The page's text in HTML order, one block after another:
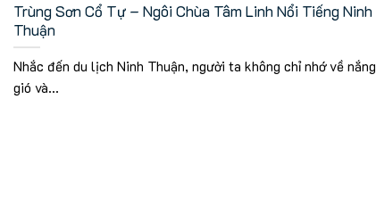
Trùng Sơn Cổ Tự – Ngôi Chùa Tâm Linh Nổi Tiếng Ninh
Thuận
Nhắc đến du lịch Ninh Thuận, người ta không chỉ nhớ về nắng
gió và...